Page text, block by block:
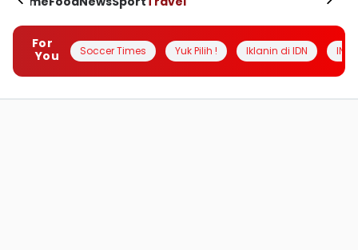
For
You
Soccer Times Yuk Pilih ! Iklanin di IDN